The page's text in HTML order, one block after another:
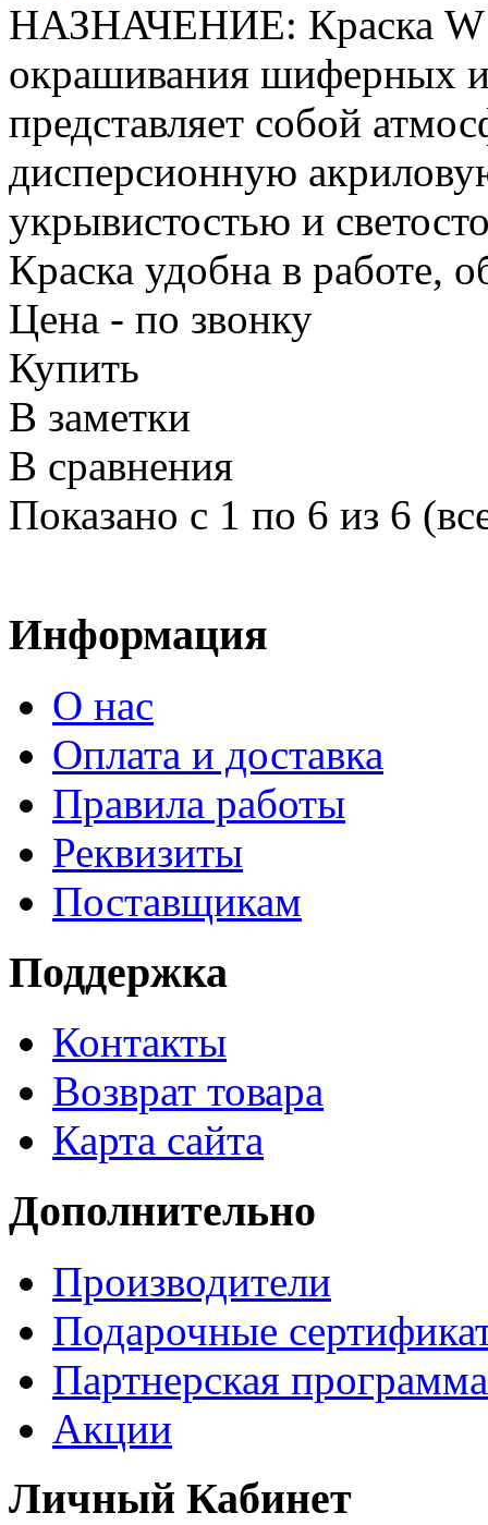
НАЗНАЧЕНИЕ: Краска
окрашивания шиферных
представляет собой
дисперсионную
укрывистостью и
Краска удобна в работе,
Цена - по звонку
Купить
В заметки
В сравнения
Показано с 1 по 6 из 6
Информация
О нас
Оплата и доставка
Правила работы
Реквизиты
Поставщикам
Поддержка
Контакты
Возврат товара
Карта сайта
Дополнительно
Производители
Подарочные
Партнерская программа
Акции
Личный Кабинет